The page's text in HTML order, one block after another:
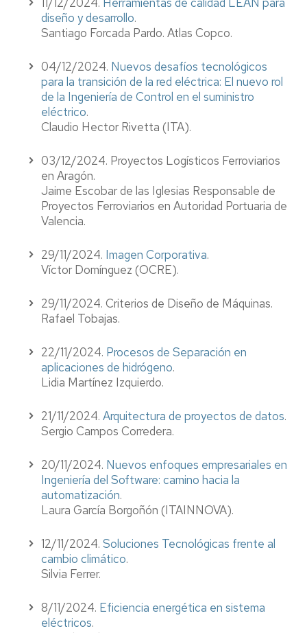
diseño y desarrollo.
Santiago Forcada Pardo. Atlas Copco.
04/12/2024. Nuevos desafíos tecnológicos
para la transición de la red eléctrica: El nuevo rol
de la Ingeniería de Control en el suministro
eléctrico.
Claudio Hector Rivetta (ITA).
03/12/2024. Proyectos Logísticos Ferroviarios
en Aragón.
Jaime Escobar de las Iglesias Responsable de
Proyectos Ferroviarios en Autoridad Portuaria de
Valencia.
29/11/2024. Imagen Corporativa.
Víctor Domínguez (OCRE).
29/11/2024. Criterios de Diseño de Máquinas.
Rafael Tobajas.
22/11/2024. Procesos de Separación en
aplicaciones de hidrógeno.
Lidia Martínez Izquierdo.
21/11/2024. Arquitectura de proyectos de datos.
Sergio Campos Corredera.
20/11/2024. Nuevos enfoques empresariales en
Ingeniería del Software: camino hacia la
automatización.
Laura García Borgoñón (ITAINNOVA).
12/11/2024. Soluciones Tecnológicas frente al
cambio climático.
Silvia Ferrer.
8/11/2024. Eficiencia energética en sistema
eléctricos.